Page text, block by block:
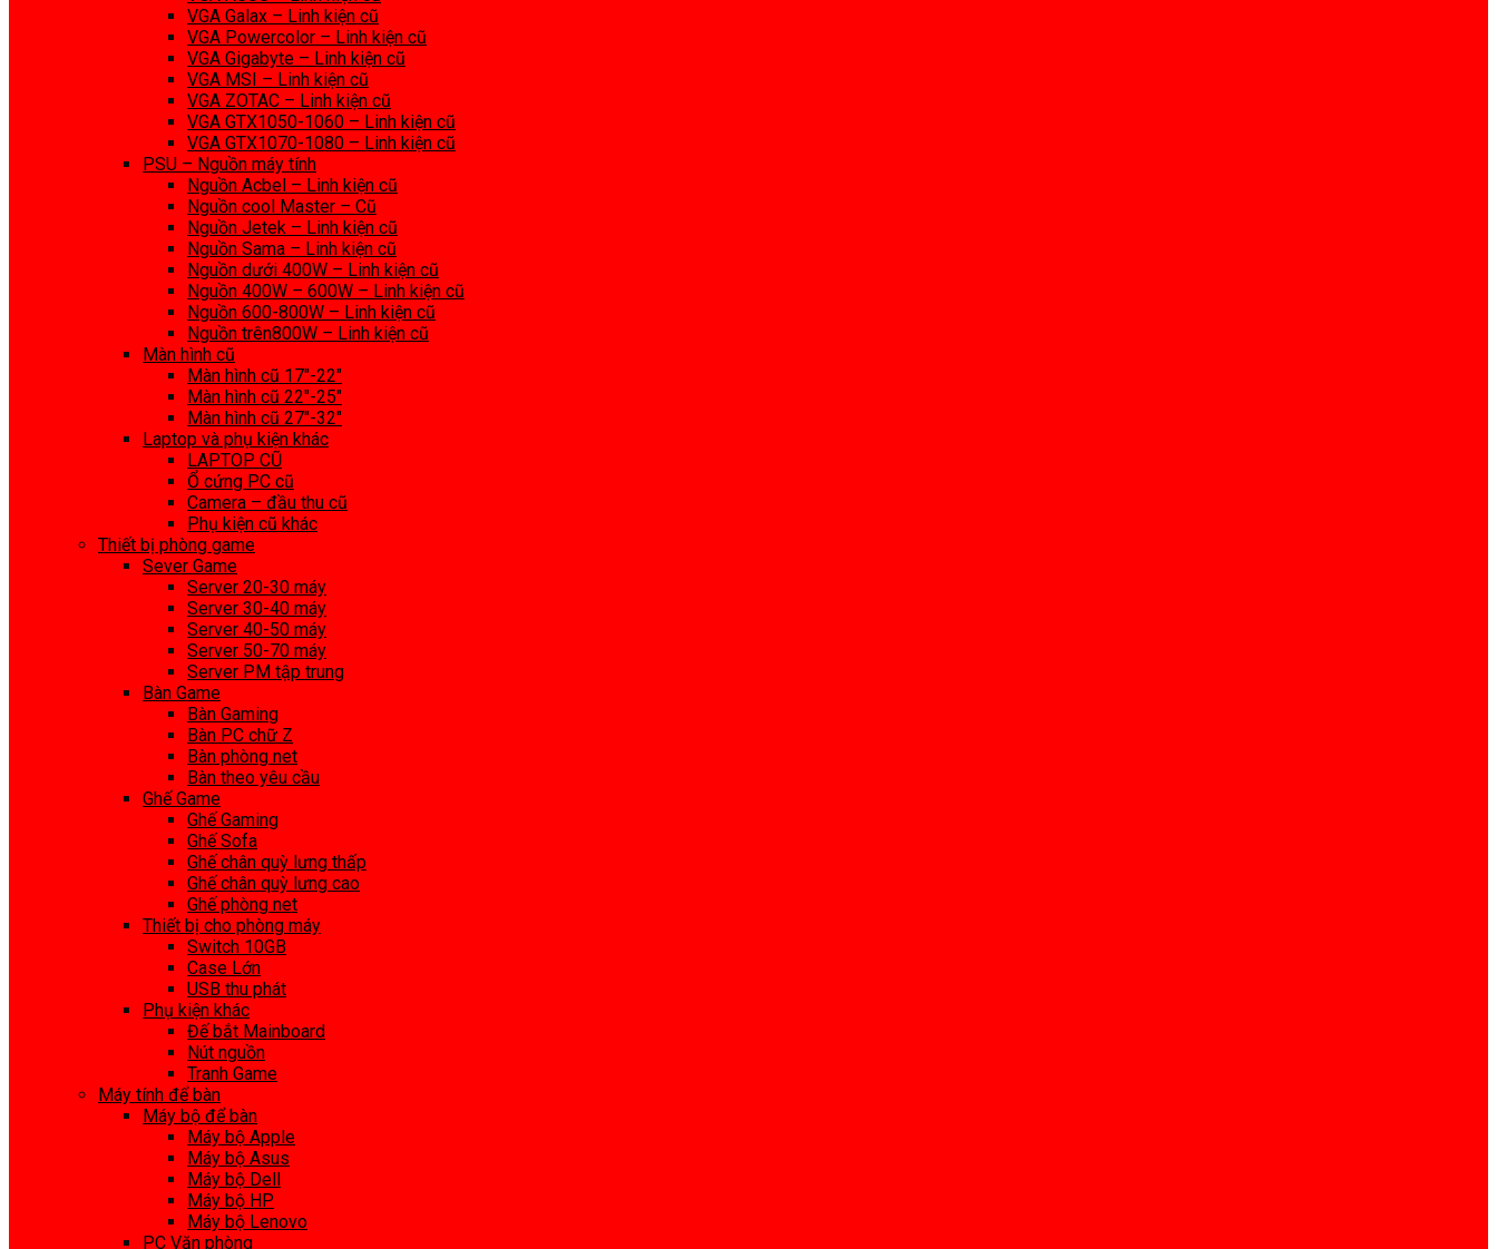
VGA Galax – Linh kiện cũ
VGA Powercolor – Linh kiện cũ
VGA Gigabyte – Linh kiện cũ
VGA MSI – Linh kiện cũ
VGA ZOTAC – Linh kiện cũ
VGA GTX1050-1060 – Linh kiện cũ
VGA GTX1070-1080 – Linh kiện cũ
PSU – Nguồn máy tính
Nguồn Acbel – Linh kiện cũ
Nguồn cool Master – Cũ
Nguồn Jetek – Linh kiện cũ
Nguồn Sama – Linh kiện cũ
Nguồn dưới 400W – Linh kiện cũ
Nguồn 400W – 600W – Linh kiện cũ
Nguồn 600-800W – Linh kiện cũ
Nguồn trên800W – Linh kiện cũ
Màn hình cũ
Màn hình cũ 17″-22″
Màn hình cũ 22″-25″
Màn hình cũ 27″-32″
Laptop và phụ kiện khác
LAPTOP CŨ
Ổ cứng PC cũ
Camera – đầu thu cũ
Phụ kiện cũ khác
Thiết bị phòng game
Sever Game
Server 20-30 máy
Server 30-40 máy
Server 40-50 máy
Server 50-70 máy
Server PM tập trung
Bàn Game
Bàn Gaming
Bàn PC chữ Z
Bàn phòng net
Bàn theo yêu cầu
Ghế Game
Ghế Gaming
Ghế Sofa
Ghế chân quỳ lưng thấp
Ghế chân quỳ lưng cao
Ghế phòng net
Thiết bị cho phòng máy
Switch 10GB
Case Lớn
USB thu phát
Phụ kiện khác
Đế bắt Mainboard
Nút nguồn
Tranh Game
Máy tính để bàn
Máy bộ để bàn
Máy bộ Apple
Máy bộ Asus
Máy bộ Dell
Máy bộ HP
Máy bộ Lenovo
PC Văn phòng